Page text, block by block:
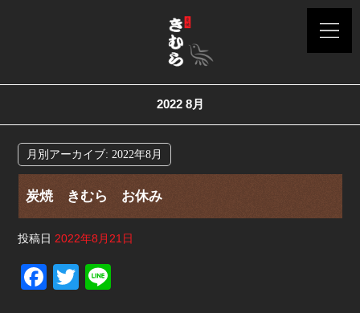
2022 8月
月別アーカイブ:2022年8月
炭焼 きむら お休み
投稿日 2022年8月21日
F
T